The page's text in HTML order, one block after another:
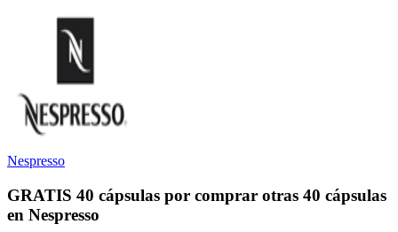
Nespresso
GRATIS 40 cápsulas por comprar otras 40 cápsulas
en Nespresso